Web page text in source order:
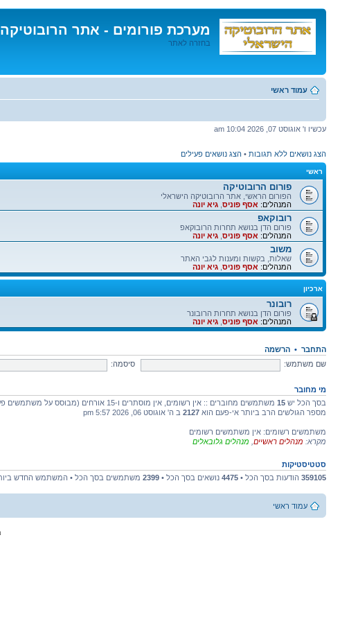
מערכת פורומים - אתר
בחזרה לאתר
לתוכן
עמוד ראשי
עכשיו ו' אוגוסט 07, 2026 10:04 am
הצג נושאים ללא תגובות • הצג נושאים פעילים
ראשי
פורום הרובוטיקה
הפורום הראשי, אתר הרובוטיקה הישראלי
המנהלים: אסף פוניס גיא יונה
רובוקאפ
פורום הדן בנושא תחרות הרובוקאפ
המנהלים: אסף פוניס גיא יונה
משוב
שאלות, בקשות ומענות לגבי האתר
המנהלים: אסף פוניס גיא יונה
ארכיון
רובונר
פורום הדן בנושא תחרות הרובונר
המנהלים: אסף פוניס גיא יונה
התחבר • הרשמה
שם משתמש:
סיסמה:
מי מחובר
בסך הכל יש 15 משתמשים מחוברים :: אין רשומים, אין מוסתרים ו-15 אורחים (מבוסס על משתמשים פעילים ב-5 הדקות האחרונות)
מספר הגולשים הרב ביותר אי-פעם הוא 2127 ב ה' אוגוסט 06, 2026 5:57 pm
משתמשים רשומים: אין משתמשים רשומים
מקרא: מנהלים ראשיים מנהלים גלובאלים
סטטיסטיקות
359105 הודעות בסך הכל • 4475 נושאים בסך הכל • 2399 משתמשים בסך הכל • המשתמש החדש
עמוד ראשי